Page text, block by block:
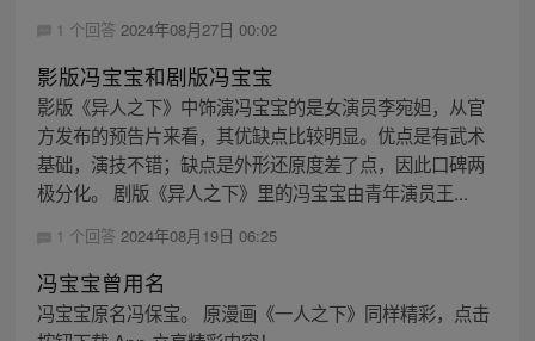
1 个回答 2024年08月27日 00:02
影版冯宝宝和剧版冯宝宝
影版《异人之下》中饰演冯宝宝的是女演员李宛妲，从官
方发布的预告片来看，其优缺点比较明显。优点是有武术
基础，演技不错；缺点是外形还原度差了点，因此口碑两
极分化。 剧版《异人之下》里的冯宝宝由青年演员王...
1 个回答 2024年08月19日 06:25
冯宝宝曾用名
冯宝宝原名冯保宝。 原漫画《一人之下》同样精彩，点击